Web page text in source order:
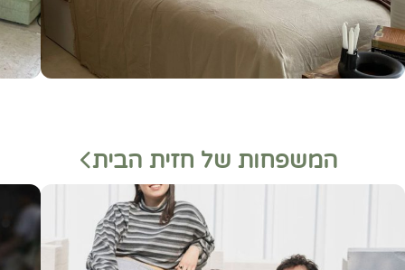
המשפחות של חזית הבית